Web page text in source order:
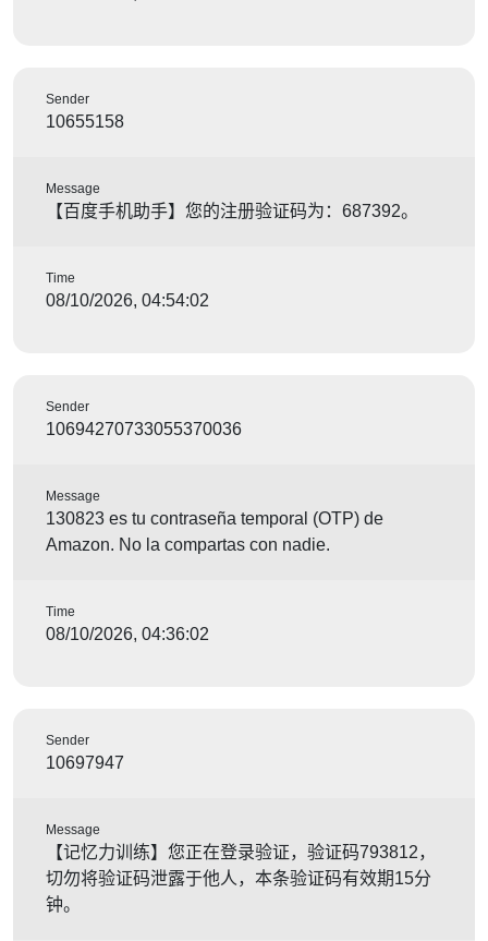
Sender
10655158
Message
【百度手机助手】您的注册验证码为：687392。
Time
08/10/2026, 04:54:02
Sender
10694270733055370036
Message
130823 es tu contraseña temporal (OTP) de
Amazon. No la compartas con nadie.
Time
08/10/2026, 04:36:02
Sender
10697947
Message
【记忆力训练】您正在登录验证，验证码793812，
切勿将验证码泄露于他人，本条验证码有效期15分
钟。